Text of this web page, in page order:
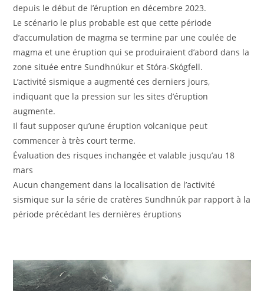
depuis le début de l’éruption en décembre 2023.
Le scénario le plus probable est que cette période
d’accumulation de magma se termine par une coulée de
magma et une éruption qui se produiraient d’abord dans la
zone située entre Sundhnúkur et Stóra-Skógfell.
L’activité sismique a augmenté ces derniers jours,
indiquant que la pression sur les sites d’éruption
augmente.
Il faut supposer qu’une éruption volcanique peut
commencer à très court terme.
Évaluation des risques inchangée et valable jusqu’au 18
mars
Aucun changement dans la localisation de l’activité
sismique sur la série de cratères Sundhnúk par rapport à la
période précédant les dernières éruptions